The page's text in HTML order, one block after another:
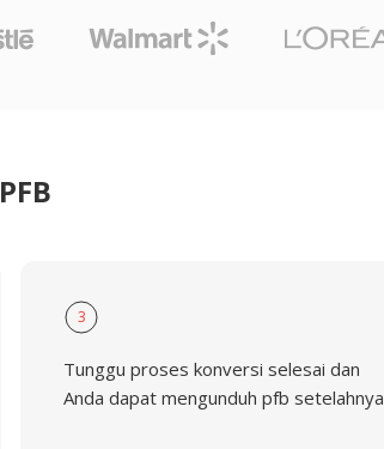
3
Tunggu proses konversi selesai dan
Anda dapat mengunduh pfb setelahnya